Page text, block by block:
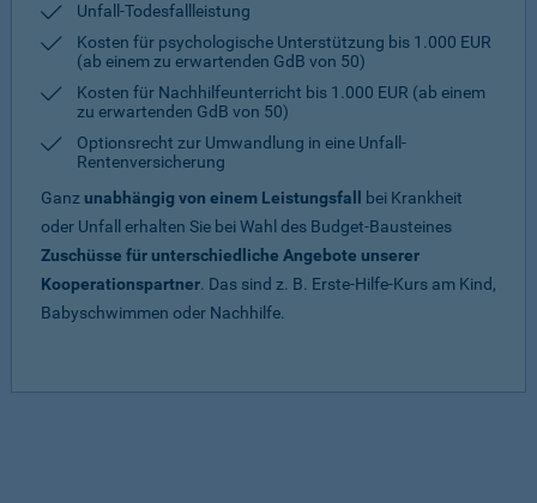
Unfall-Todesfallleistung
Kosten für psychologische Unterstützung bis 1.000 EUR
(ab einem zu erwartenden GdB von 50)
Kosten für Nachhilfeunterricht bis 1.000 EUR (ab einem
zu erwartenden GdB von 50)
Optionsrecht zur Umwandlung in eine Unfall-
Rentenversicherung
Ganz unabhängig von einem Leistungsfall
bei Krankheit
oder Unfall erhalten Sie bei Wahl des Budget-Bausteines
Zuschüsse für unterschiedliche Angebote unserer
Kooperationspartner. Das sind z. B. Erste-Hilfe-Kurs am Kind,
Babyschwimmen oder Nachhilfe.